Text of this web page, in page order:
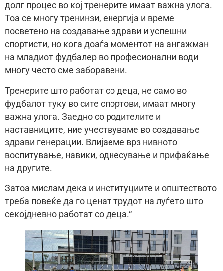
долг процес во кој тренерите имаат важна улога.
Тоа се многу тренинзи, енергија и време
посветено на создавање здрави и успешни
спортисти, но кога доаѓа моментот на ангажман
на младиот фудбалер во професионални води
многу често сме заборавени.
Тренерите што работат со деца, не само во
фудбалот туку во сите спортови, имаат многу
важна улога. Заедно со родителите и
наставниците, ние учествуваме во создавање
здрави генерации. Влијаеме врз нивното
воспитување, навики, однесување и прифаќање
на другите.
Затоа мислам дека и институциите и општеството
треба повеќе да го ценат трудот на луѓето што
секојдневно работат со деца.“